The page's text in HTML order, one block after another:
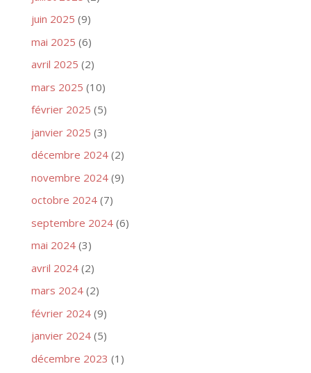
juin 2025 (9)
mai 2025 (6)
avril 2025 (2)
mars 2025 (10)
février 2025 (5)
janvier 2025 (3)
décembre 2024(2)
novembre 2024(9)
octobre 2024(7)
septembre 2024(6)
mai 2024(3)
avril 2024(2)
mars 2024(2)
février 2024(9)
janvier 2024(5)
décembre 2023 (1)